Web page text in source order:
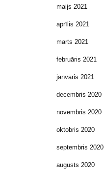
maijs 2021
aprīlis 2021
marts 2021
februāris 2021
janvāris 2021
decembris 2020
novembris 2020
oktobris 2020
septembris 2020
augusts 2020